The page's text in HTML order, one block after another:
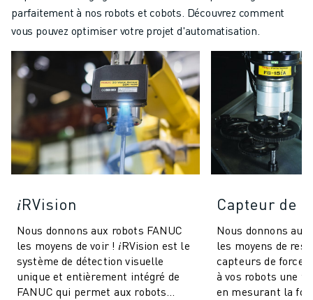
parfaitement à nos robots et cobots. Découvrez comment
vous pouvez optimiser votre projet d'automatisation.
𝑖RVision
Nous donnons aux robots FANUC
les moyens de voir ! 𝑖RVision est le
système de détection visuelle
unique et entièrement intégré de
FANUC qui permet aux robots
Capteur de
Nous donnons aux
les moyens de
capteurs de force
à vos robots une
en mesurant la